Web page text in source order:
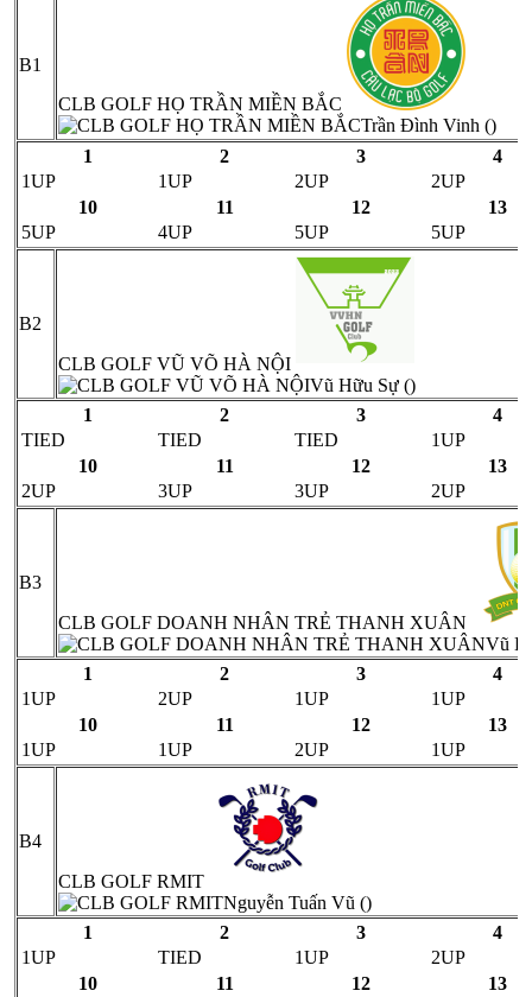
B1
CLB GOLF HỌ TRẦN MIỀN BẮC
Trần Đình Vinh ()
1
2 3
4
1UP
1UP 2UP
2UP
10
11 12
13
5UP
4UP 5UP 5UP
B2
CLB GOLF VŨ VÕ HÀ NỘI
Vũ Hữu Sự ()
1
2 3
4
TIED
TIED TIED
1UP
10
11 12
13
2UP
3UP 3UP 2UP
B3
CLB GOLF DOANH NHÂN TRẺ THANH XUÂN
Vũ
1
2 3
4
1UP
2UP 1UP
1UP
10
11 12
13
1UP
1UP 2UP 1UP
B4
CLB GOLF RMIT
Nguyễn Tuấn Vũ ()
1
2 3
4
1UP
TIED 1UP
2UP
10
11 12
13